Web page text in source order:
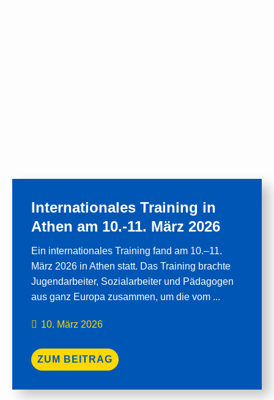
Internationales Training in
Athen am 10.-11. März 2026
Ein internationales Training fand am 10.–11.
März 2026 in Athen statt. Das Training brachte
Jugendarbeiter, Sozialarbeiter und Pädagogen
aus ganz Europa zusammen, um die vom ...
10. März 2026
ZUM BEITRAG